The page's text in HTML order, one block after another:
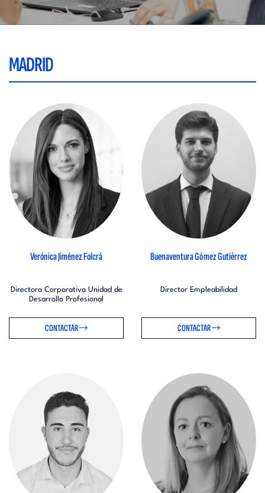
MADRID
Verónica Jiménez Folcrá
Directora Corporativa Unidad de
Desarrollo Profesional
CONTACTAR
Buenaventura Gómez Gutiérrez
Director Empleabilidad
CONTACTAR